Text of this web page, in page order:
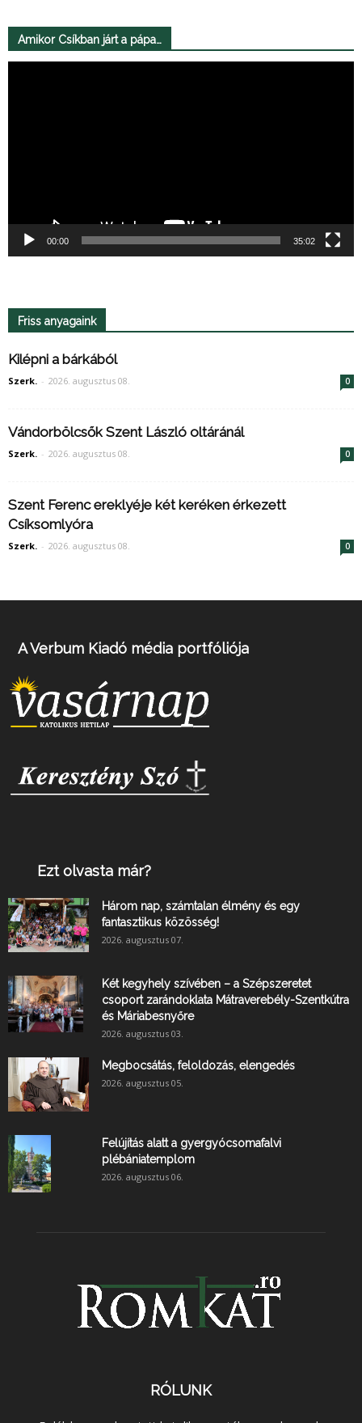
Amikor Csíkban járt a pápa…
00:00 35:02
Friss anyagaink
Kilépni a bárkából
Szerk. - 2026. augusztus 08. 0
Vándorbölcsők Szent László oltáránál
Szerk. - 2026. augusztus 08. 0
Szent Ferenc ereklyéje két keréken érkezett
Csíksomlyóra
Szerk. - 2026. augusztus 08. 0
A Verbum Kiadó média portfóliója
Ezt olvasta már?
Három nap, számtalan élmény és egy
fantasztikus közösség!
2026. augusztus 07.
Két kegyhely szívében – a Szépszeretet
csoport zarándoklata Mátraverebély-Szentkútra
és Máriabesnyőre
2026. augusztus 03.
Megbocsátás, feloldozás, elengedés
2026. augusztus 05.
Felújítás alatt a gyergyócsomafalvi
plébániatemplom
2026. augusztus 06.
RÓLUNK